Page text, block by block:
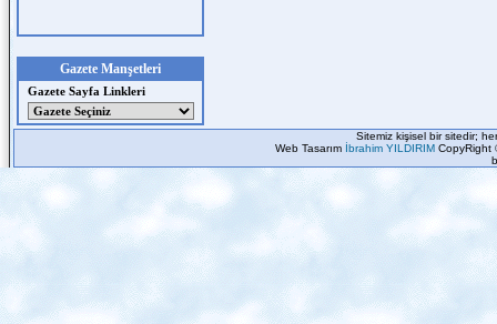
Gazete Manşetleri
Gazete Sayfa Linkleri
Sitemiz kişisel bir sitedir;
Web Tasarım İbrahim YILDIRIM CopyRight